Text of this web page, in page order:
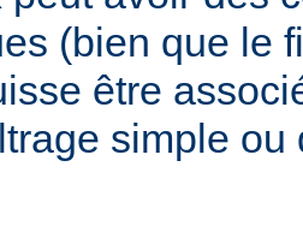
(bien que le
être
simple ou